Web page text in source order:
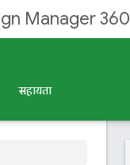
Manager 360
सहायता